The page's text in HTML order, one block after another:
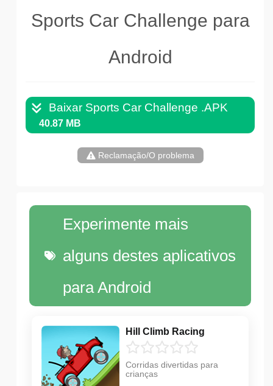
Sports Car Challenge para
Android
Baixar Sports Car Challenge .APK
40.87 MB
Reclamação/O problema
Experimente mais
alguns destes aplicativos
para Android
Hill Climb Racing
Corridas divertidas para
crianças